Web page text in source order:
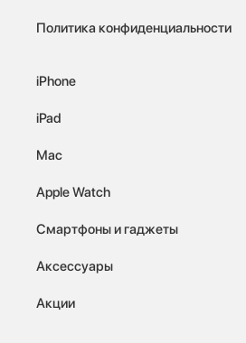
Политика конфиденциальности
iPhone
iPad
Mac
Apple Watch
Смартфоны и гаджеты
Аксессуары
Акции